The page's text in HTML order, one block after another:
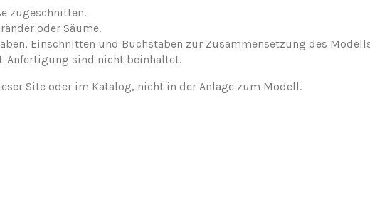
zugeschnitten.
oder Säume.
Einschnitten und Buchstaben zur Zusammensetzung des
Anfertigung sind nicht beinhaltet.
Site oder im Katalog, nicht in der Anlage zum Modell.